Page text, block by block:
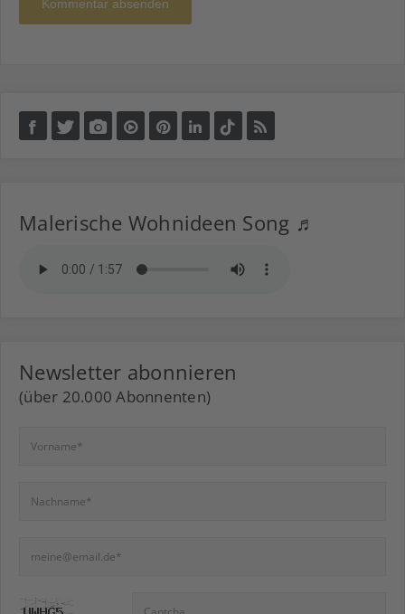
Kommentar absenden
Malerische Wohnideen Song ♬
Newsletter abonnieren
(über 20.000 Abonnenten)